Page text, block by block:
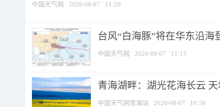
中国天气网 2026-08-07 11:20
台风“白海豚”将在华东沿
中国天气网 2026-08-07 11:15
青海湖畔：湖光花海长云
中国天气网青海站 2026-08-07 10:58